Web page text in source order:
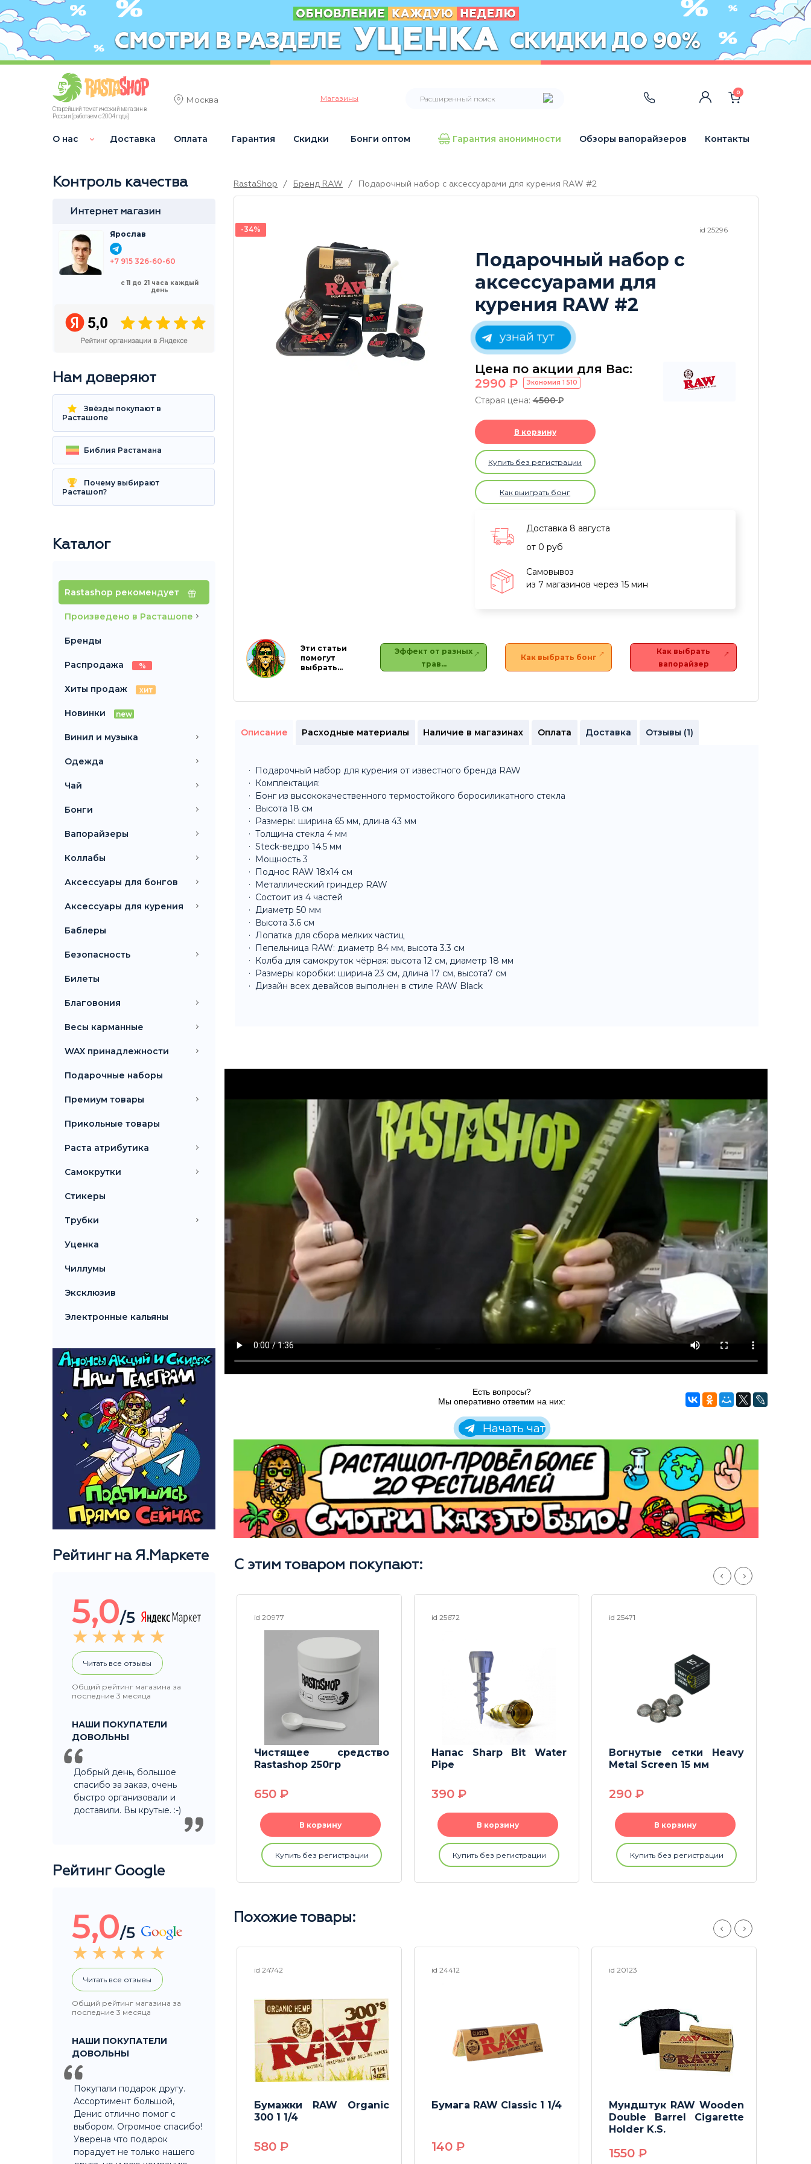
Старейший тематический магазин в
России (работаем с 2004 года)
Москва Магазины
0
О нас Доставка Оплата Гарантия Скидки Бонги оптом Гарантия анонимности Обзоры вапорайзеров Контакты
Контроль качества
Интернет магазин
Ярослав
+7 915 326-60-60
с 11 до 21 часа каждый
день
Нам доверяют
Звёзды покупают в
Расташопе
Библия Растамана
Почему выбирают
Расташоп?
Каталог
Rastashop рекомендует
Произведено в Расташопе
Бренды
Распродажа %
Хиты продаж хит
Новинки new
Винил и музыка
Одежда
Чай
Бонги
Вапорайзеры
Коллабы
Аксессуары для бонгов
Аксессуары для курения
Баблеры
Безопасность
Билеты
Благовония
Весы карманные
WAX принадлежности
Подарочные наборы
Премиум товары
Прикольные товары
Раста атрибутика
Самокрутки
Стикеры
Трубки
Уценка
Чиллумы
Эксклюзив
Электронные кальяны
Рейтинг на Я.Маркете
5,0/5
Читать все отзывы
Общий рейтинг магазина за
последние 3 месяца
НАШИ ПОКУПАТЕЛИ
ДОВОЛЬНЫ
Добрый день, большое
спасибо за заказ, очень
быстро организовали и
доставили. Вы крутые. :-)
Рейтинг Google
5,0/5
Читать все отзывы
Общий рейтинг магазина за
последние 3 месяца
НАШИ ПОКУПАТЕЛИ
ДОВОЛЬНЫ
Покупали подарок другу.
Ассортимент большой,
Денис отлично помог с
выбором. Огромное спасибо!
Уверена что подарок
порадует не только нашего
RastaShop / Бренд RAW / Подарочный набор с аксессуарами для курения RAW #2
id 25296
-34%
Подарочный набор с
аксессуарами для
курения RAW #2
узнай тут
Цена по акции для Вас:
2990 P Экономия 1 510
Старая цена:4500P
В корзину
Купить без регистрации
Как выиграть бонг
Доставка 8 августа
от 0 руб
Самовывоз
из 7 магазинов через 15 мин
Эти статьи
помогут
выбрать…
Эффект от разных
трав…
Как выбрать бонг
Как выбрать
вапорайзер
Описание
Подарочный набор для курения от известного бренда RAW
Комплектация:
Бонг из высококачественного термостойкого боросиликатного стекла
Высота 18 см
Размеры: ширина 65 мм, длина 43 мм
Толщина стекла 4 мм
Steck-ведро 14.5 мм
Мощность 3
Поднос RAW 18х14 см
Металлический гриндер RAW
Состоит из 4 частей
Диаметр 50 мм
Высота 3.6 см
Лопатка для сбора мелких частиц
Пепельница RAW: диаметр 84 мм, высота 3.3 см
Колба для самокруток чёрная: высота 12 см, диаметр 18 мм
Размеры коробки: ширина 23 см, длина 17 см, высота7 см
Дизайн всех девайсов выполнен в стиле RAW Black
Расходные материалы Наличие в магазинах Оплата Доставка Отзывы (1)
Есть вопросы?
Мы оперативно ответим на них:
Начать чат
С этим товаром покупают:
id 25673
Тампер для трамбовки
и чистки трубок
180P
id 20977
Чистящее средство
Rastashop 250гр
650 P
В корзину
Купить без регистрации
id 25672
Напас Sharp Bit Water
Pipe
390 P
В корзину
Купить без регистрации
id 25471
Вогнутые сетки Heavy
Metal Screen 15 мм
290 P
В корзину
Купить без регистрации
Похожие товары:
id 24131
Поднос RAW Classic
Rolling Tray
490P
id 24742
Бумажки RAW Organic
300 1 1/4
580 P
id 24412
Бумага RAW Classic 1 1/4
140 P
id 20123
Мундштук RAW Wooden
Double Barrel Cigarette
Holder K.S.
1550 P